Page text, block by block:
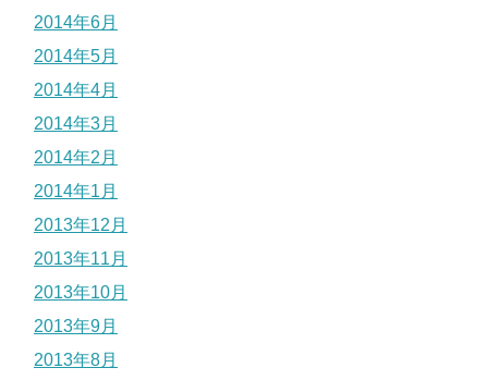
2014年6月
2014年5月
2014年4月
2014年3月
2014年2月
2014年1月
2013年12月
2013年11月
2013年10月
2013年9月
2013年8月